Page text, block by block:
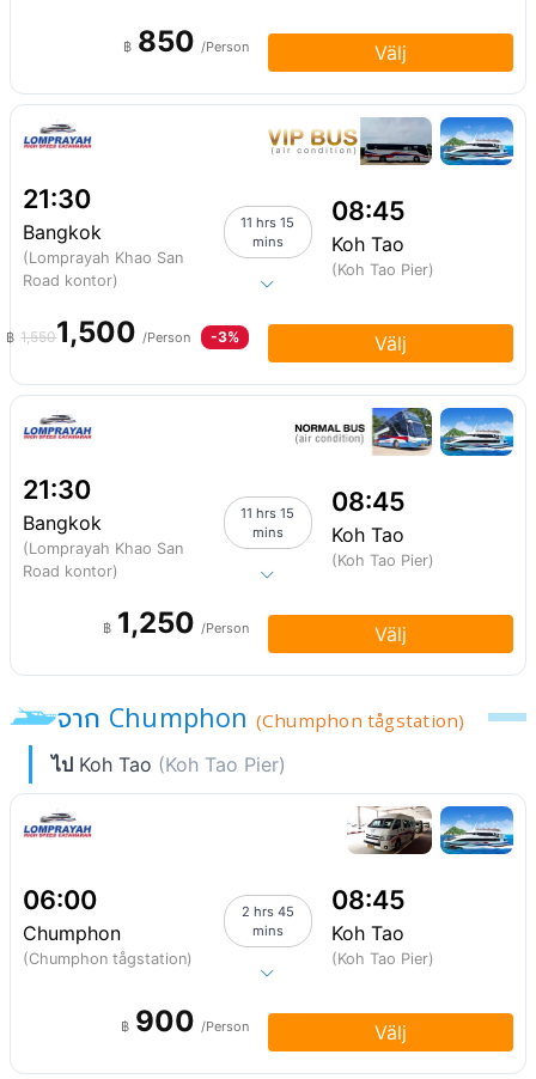
฿ 850 /Person Välj
21:30
Bangkok
(Lomprayah Khao San
Road kontor)
11 hrs 15
mins
08:45
Koh Tao
(Koh Tao Pier)
฿ 1,5501,500 /Person -3% Välj
21:30
Bangkok
(Lomprayah Khao San
Road kontor)
11 hrs 15
mins
08:45
Koh Tao
(Koh Tao Pier)
฿ 1,250 /Person Välj
จาก Chumphon (Chumphon tågstation)
ไป Koh Tao (Koh Tao Pier)
06:00
Chumphon
(Chumphon tågstation)
2 hrs 45
mins
08:45
Koh Tao
(Koh Tao Pier)
฿ 900 /Person Välj